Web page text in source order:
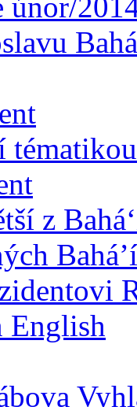
z
English